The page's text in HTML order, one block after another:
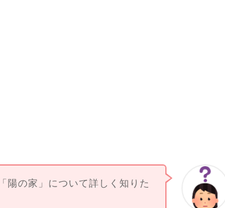
陽の家」について詳しく知りた